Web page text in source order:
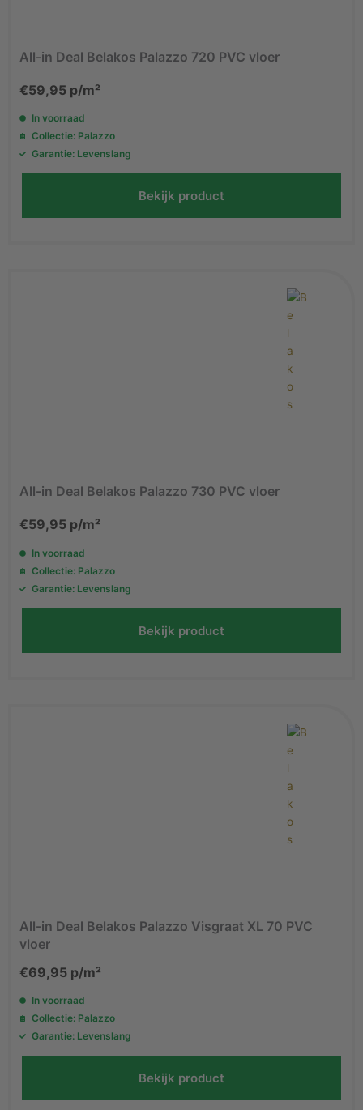
All-in Deal Belakos Palazzo 720 PVC vloer
€59,95 p/m²
In voorraad
Collectie: Palazzo
Garantie: Levenslang
Bekijk product
All-in Deal Belakos Palazzo 730 PVC vloer
€59,95 p/m²
In voorraad
Collectie: Palazzo
Garantie: Levenslang
Bekijk product
All-in Deal Belakos Palazzo Visgraat XL 70 PVC
vloer
€69,95 p/m²
In voorraad
Collectie: Palazzo
Garantie: Levenslang
Bekijk product